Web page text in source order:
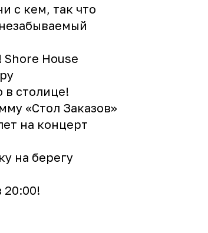
с кем, так что
Shore House
в столице!
«Стол Заказов»
на концерт
на берегу
20:00!